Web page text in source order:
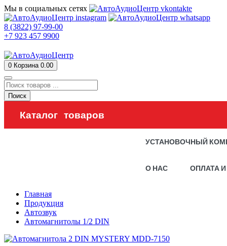
Мы в социальных сетях
8 (3822) 97-99-00
+7 923 457 9900
0 Корзина 0.00
Поиск
Каталог товаров
УСТАНОВОЧНЫЙ
О НАС ОПЛАТА
Главная
Продукция
Автозвук
Автомагнитолы 1/2 DIN